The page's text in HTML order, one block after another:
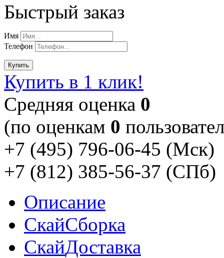
Быстрый заказ
Имя
Телефон
Купить
Купить в 1 клик!
Cредняя оценка 0
(по оценкам 0
+7 (495) 796-06-45 (Мск)
+7 (812) 385-56-37 (СПб)
Описание
СкайСборка
СкайДоставка